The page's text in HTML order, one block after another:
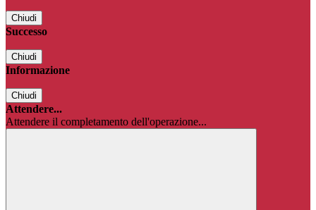
Chiudi
Successo
Chiudi
Informazione
Chiudi
Attendere...
Attendere il completamento dell'operazione...